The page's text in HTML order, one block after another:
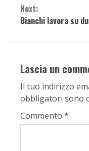
Next:
Bianchi lavora su
Lascia un
Il tuo indirizzo
obbligatori sono
Commento *